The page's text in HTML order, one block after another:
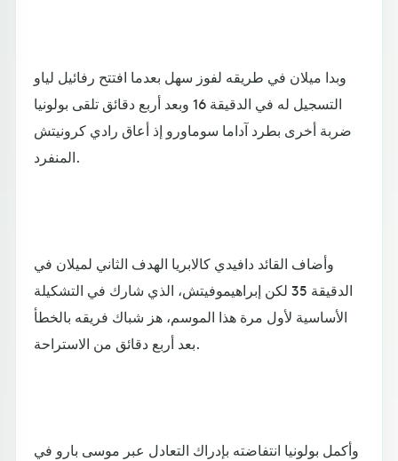
وبدا ميلان في طريقه لفوز سهل بعدما افتتح رفائيل لياو
التسجيل له في الدقيقة 16 وبعد أربع دقائق تلقى بولونيا
ضربة أخرى بطرد آداما سوماورو إذ أعاق رادي كرونيتش
المنفرد.
وأضاف القائد دافيدي كالابريا الهدف الثاني لميلان في
الدقيقة 35 لكن إبراهيموفيتش، الذي شارك في التشكيلة
الأساسية لأول مرة هذا الموسم، هز شباك فريقه بالخطأ
بعد أربع دقائق من الاستراحة.
وأكمل بولونيا انتفاضته بإدراك التعادل عبر موسى بارو في